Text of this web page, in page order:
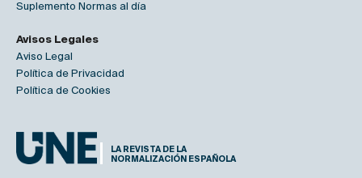
Suplemento Normas al día
Avisos Legales
Aviso Legal
Política de Privacidad
Política de Cookies
LA REVISTA DE LA
NORMALIZACIÓN ESPAÑOLA